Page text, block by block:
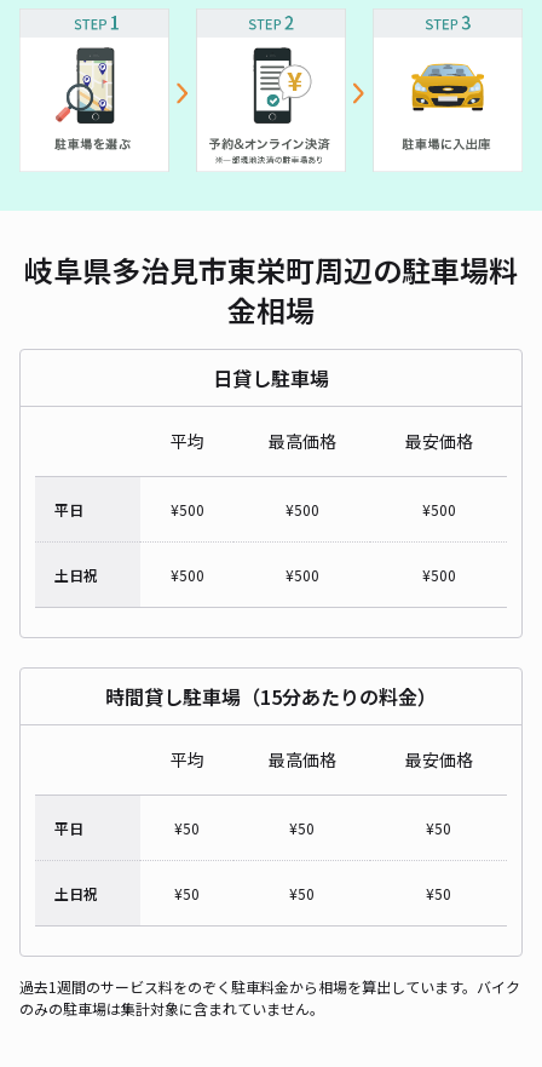
岐阜県多治見市東栄町周辺の駐車場料
金相場
日貸し駐車場
平均 最高価格 最安価格
平日 ¥500 ¥500 ¥500
土日祝 ¥500 ¥500 ¥500
時間貸し駐車場（15分あたりの料金）
平均 最高価格 最安価格
平日 ¥50 ¥50 ¥50
土日祝 ¥50 ¥50 ¥50
過去1週間のサービス料をのぞく駐車料金から相場を算出しています。バイク
のみの駐車場は集計対象に含まれていません。